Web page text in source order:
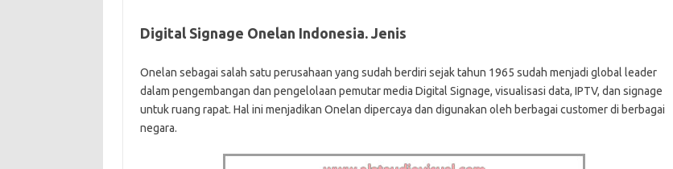
Digital Signage Onelan Indonesia. Jenis
Onelan sebagai salah satu perusahaan yang sudah berdiri sejak tahun 1965 sudah menjadi global leader
dalam pengembangan dan pengelolaan pemutar media Digital Signage, visualisasi data, IPTV, dan signage
untuk ruang rapat. Hal ini menjadikan Onelan dipercaya dan digunakan oleh berbagai customer di berbagai
negara.